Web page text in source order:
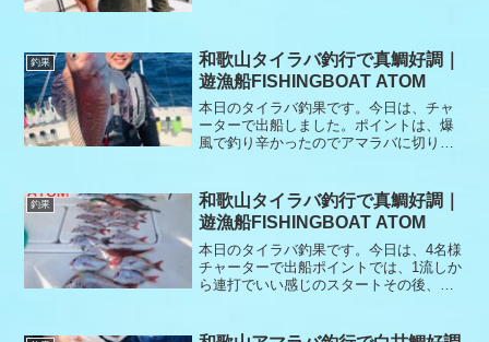
釣果
和歌山タイラバ釣行で真鯛好調｜
遊漁船FISHINGBOAT ATOM
本日のタイラバ釣果です。今日は、チャ
ーターで出船しました。ポイントは、爆
風で釣り辛かったのでアマラバに切り替
チに定番のエソ、最後に良型の白甘鯛で
終了となりました。本日もありがとうご
ざいました。
釣果
和歌山タイラバ釣行で真鯛好調｜
遊漁船FISHINGBOAT ATOM
本日のタイラバ釣果です。今日は、4名様
チャーターで出船ポイントでは、1流しか
ら連打でいい感じのスタートその後、す
て終始よくアタリ良く釣れました。今日